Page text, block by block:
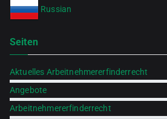
Russian
Seiten
Aktuelles Arbeitnehmererfinderrecht
Angebote
Arbeitnehmererfinderrecht